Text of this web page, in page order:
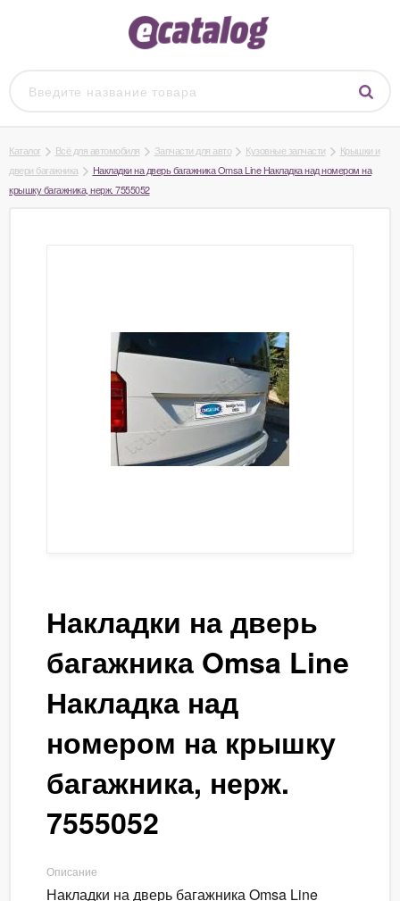
Каталог Всё для автомобиля Запчасти для авто Кузовные запчасти
Крышки и
двери багажника
Накладки на дверь багажника Omsa Line Накладка над номером на
крышку багажника, нерж. 7555052
Накладки на дверь
багажника Omsa Line
Накладка над
номером на крышку
багажника, нерж.
7555052
Описание
Накладки на дверь багажника Omsa Line